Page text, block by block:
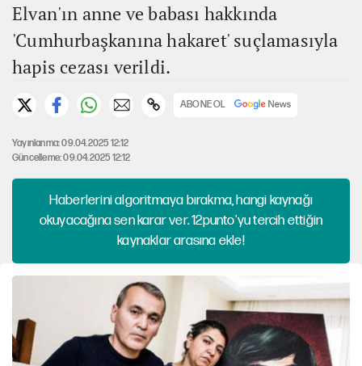
Elvan'ın anne ve babası hakkında
'Cumhurbaşkanına hakaret' suçlamasıyla
hapis cezası verildi.
ABONE OL
Yayınlanma: 09.04.2025 12:12
Güncelleme: 09.04.2025 12:12
Haberlerini algoritmaya bırakma, hangi kaynağı
okuyacağına sen karar ver. 12punto'yu tercih ettiğin
kaynaklar arasına ekle!